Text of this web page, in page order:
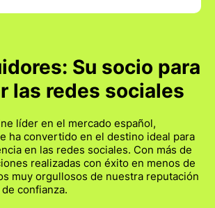
Su socio para
las redes sociales
líder en el mercado español,
ha convertido en el destino ideal para
en las redes sociales. Con más de
realizadas con éxito en menos de
muy orgullosos de nuestra reputación
confianza.